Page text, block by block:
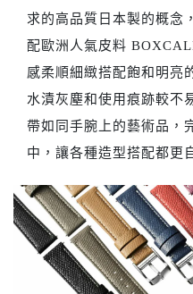
求的高品質日本製的概念
配歐洲人氣皮料
感柔順細緻搭配飽和明亮
水漬灰塵和使用痕跡較不
帶如同手腕上的藝術品，
中，讓各種造型搭配都更